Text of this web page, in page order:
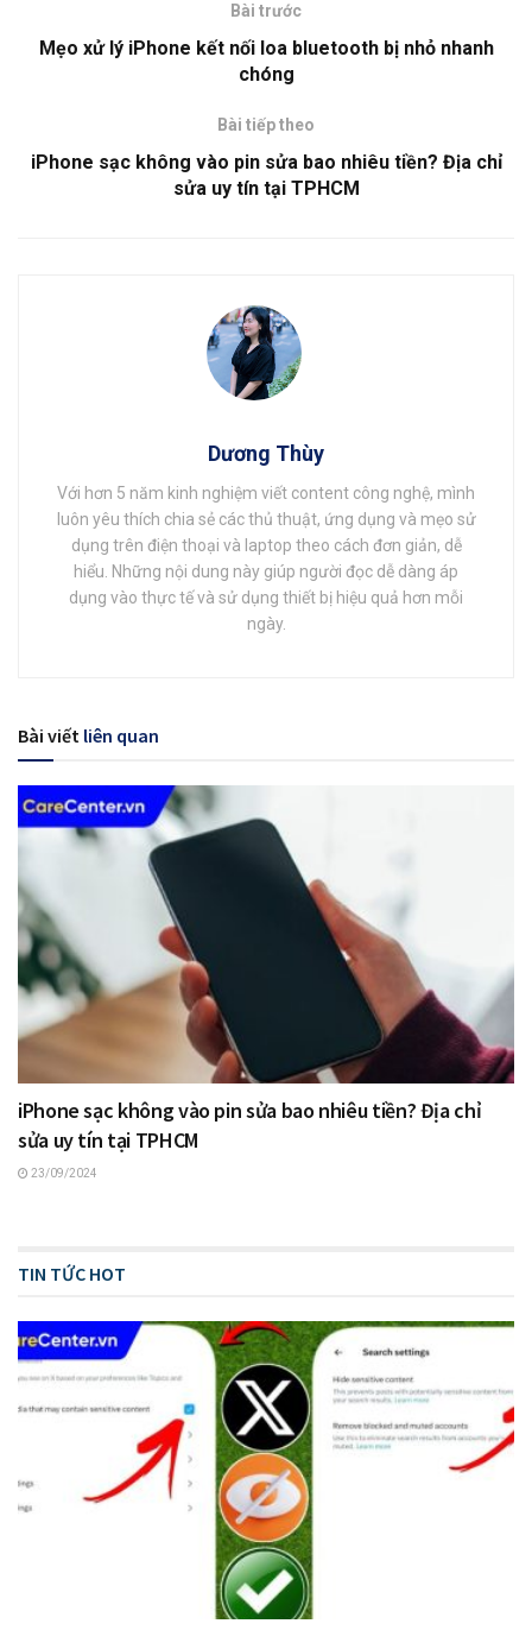
Bài trước
Mẹo xử lý iPhone kết nối loa bluetooth bị nhỏ nhanh
chóng
Bài tiếp theo
iPhone sạc không vào pin sửa bao nhiêu tiền? Địa chỉ
sửa uy tín tại TPHCM
Dương Thùy
Với hơn 5 năm kinh nghiệm viết content công nghệ, mình
luôn yêu thích chia sẻ các thủ thuật, ứng dụng và mẹo sử
dụng trên điện thoại và laptop theo cách đơn giản, dễ
hiểu. Những nội dung này giúp người đọc dễ dàng áp
dụng vào thực tế và sử dụng thiết bị hiệu quả hơn mỗi
ngày.
Bài viết liên quan
iPhone sạc không vào pin sửa bao nhiêu tiền? Địa chỉ
sửa uy tín tại TPHCM
23/09/2024
TIN TỨC HOT